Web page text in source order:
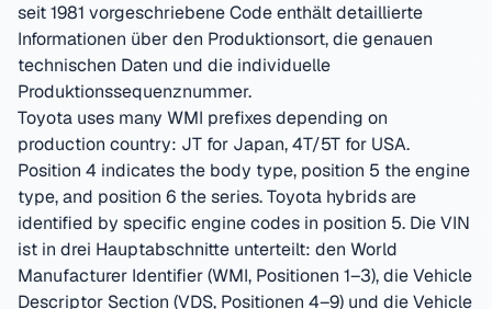
seit 1981 vorgeschriebene Code enthält detaillierte
Informationen über den Produktionsort, die genauen
technischen Daten und die individuelle
Produktionssequenznummer.
Toyota uses many WMI prefixes depending on
production country: JT for Japan, 4T/5T for USA.
Position 4 indicates the body type, position 5 the engine
type, and position 6 the series. Toyota hybrids are
identified by specific engine codes in position 5. Die VIN
ist in drei Hauptabschnitte unterteilt: den World
Manufacturer Identifier (WMI, Positionen 1–3), die Vehicle
Descriptor Section (VDS, Positionen 4–9) und die Vehicle